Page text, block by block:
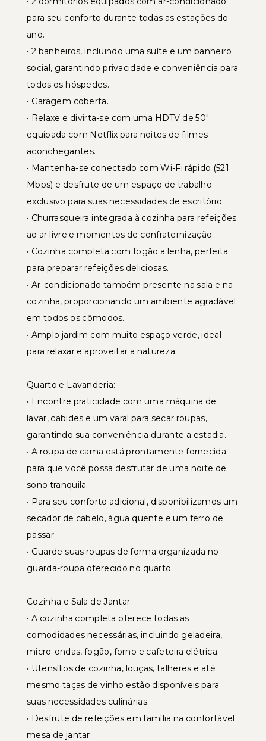
para seu conforto durante todas as estações do
ano.
• 2 banheiros, incluindo uma suíte e um banheiro
social, garantindo privacidade e conveniência para
todos os hóspedes.
• Garagem coberta.
• Relaxe e divirta-se com uma HDTV de 50"
equipada com Netflix para noites de filmes
aconchegantes.
• Mantenha-se conectado com Wi-Fi rápido (521
Mbps) e desfrute de um espaço de trabalho
exclusivo para suas necessidades de escritório.
• Churrasqueira integrada à cozinha para refeições
ao ar livre e momentos de confraternização.
• Cozinha completa com fogão a lenha, perfeita
para preparar refeições deliciosas.
• Ar-condicionado também presente na sala e na
cozinha, proporcionando um ambiente agradável
em todos os cômodos.
• Amplo jardim com muito espaço verde, ideal
para relaxar e aproveitar a natureza.
Quarto e Lavanderia:
• Encontre praticidade com uma máquina de
lavar, cabides e um varal para secar roupas,
garantindo sua conveniência durante a estadia.
• A roupa de cama está prontamente fornecida
para que você possa desfrutar de uma noite de
sono tranquila.
• Para seu conforto adicional, disponibilizamos um
secador de cabelo, água quente e um ferro de
passar.
• Guarde suas roupas de forma organizada no
guarda-roupa oferecido no quarto.
Cozinha e Sala de Jantar:
• A cozinha completa oferece todas as
comodidades necessárias, incluindo geladeira,
micro-ondas, fogão, forno e cafeteira elétrica.
• Utensílios de cozinha, louças, talheres e até
mesmo taças de vinho estão disponíveis para
suas necessidades culinárias.
• Desfrute de refeições em família na confortável
mesa de jantar.